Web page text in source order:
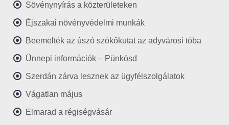
Sövénynyírás a közterületeken
Éjszakai növényvédelmi munkák
Beemelték az úszó szökőkutat az adyvárosi tóba
Ünnepi információk – Pünkösd
Szerdán zárva lesznek az ügyfélszolgálatok
Vágatlan május
Elmarad a régiségvásár